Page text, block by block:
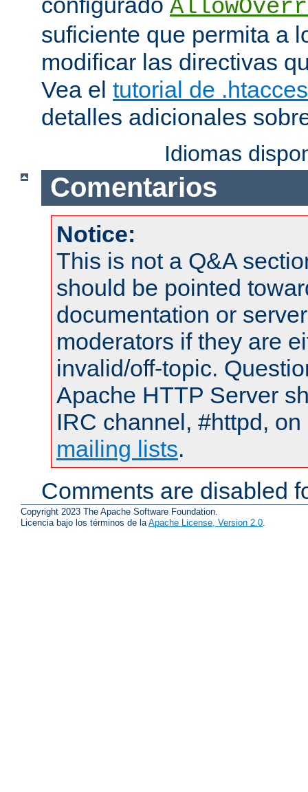
suficiente que permita a
modificar las directivas
Vea el tutorial de
detalles adicionales
Idiomas
Comentarios
Notice:
This is not a Q&A
should be pointed
documentation or
moderators if they are
invalid/off-topic.
Apache HTTP Server
IRC channel, #httpd,
mailing lists.
Comments are disabled
Copyright 2023 The Apache Software Foundation.
Licencia bajo los términos de laApache License, Version 2.0.